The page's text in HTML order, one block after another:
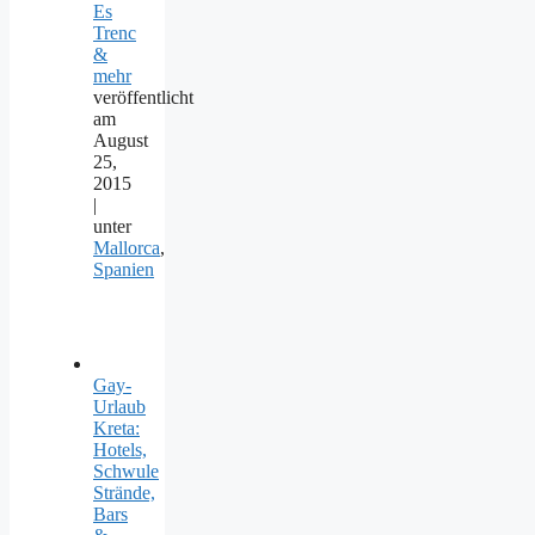
Es
Trenc
&
mehr
veröffentlicht
am
August
25,
2015
|
unter
Mallorca,
Spanien
Gay-
Urlaub
Kreta:
Hotels,
Schwule
Strände,
Bars